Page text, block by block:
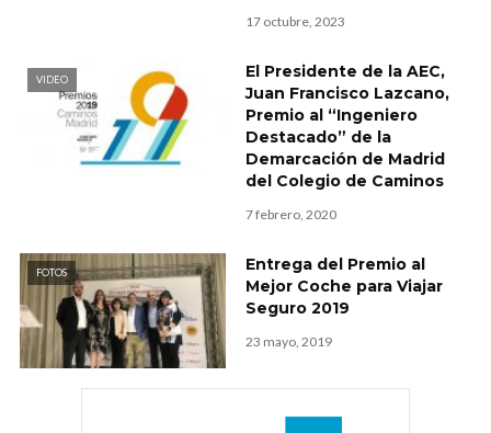
17 octubre, 2023
VIDEO
El Presidente de la AEC,
Juan Francisco Lazcano,
Premio al “Ingeniero
Destacado” de la
Demarcación de Madrid
del Colegio de Caminos
7 febrero, 2020
FOTOS
Entrega del Premio al
Mejor Coche para Viajar
Seguro 2019
23 mayo, 2019